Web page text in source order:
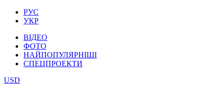
РУС
УКР
ВІДЕО
ФОТО
НАЙПОПУЛЯРНІШІ
СПЕЦПРОЕКТИ
USD